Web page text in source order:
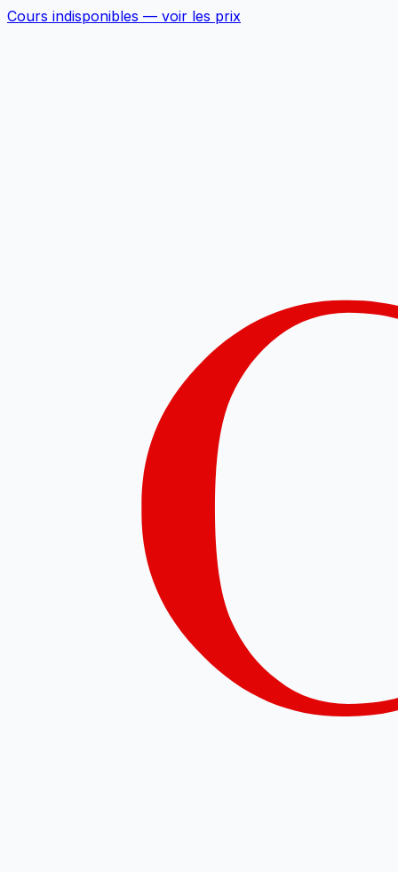
Cours indisponibles — voir les prix